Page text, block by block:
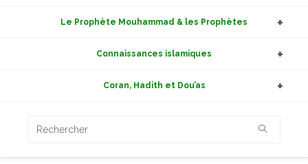
Le Prophète Mouhammad & les Prophètes
Connaissances islamiques
Coran, Hadith et Dou’as